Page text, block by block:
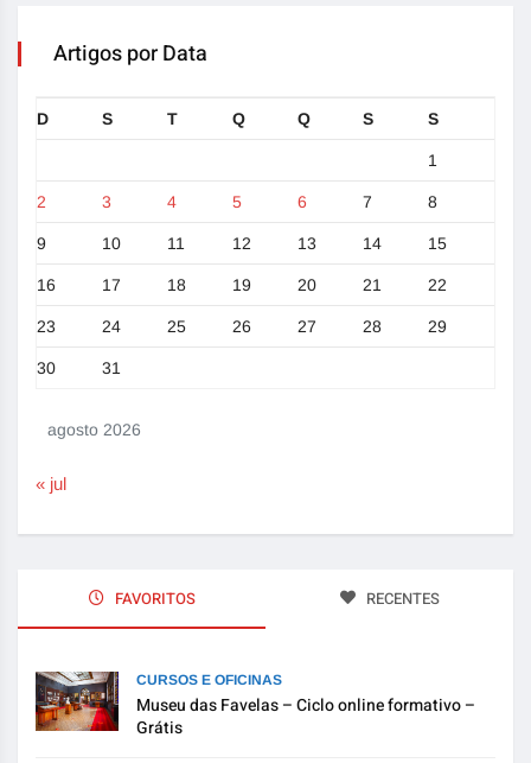
Artigos por Data
agosto 2026
D S T Q Q S S
1
2 3 4 5 6 7 8
9 10 11 12 13 14 15
16 17 18 19 20 21 22
23 24 25 26 27 28 29
30 31
« jul
FAVORITOS RECENTES
CURSOS E OFICINAS
Museu das Favelas – Ciclo online formativo –
Grátis